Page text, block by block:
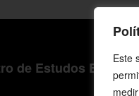
Este
de Estudos Bíblicos